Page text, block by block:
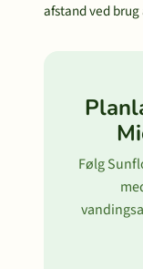
afstand ved
Følg